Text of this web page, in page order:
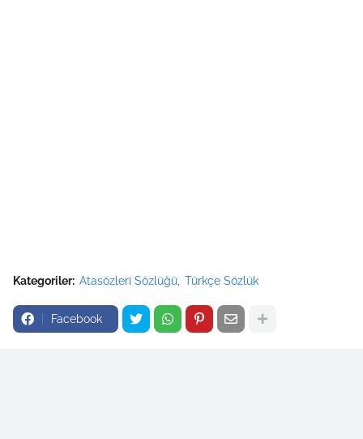
Kategoriler: Atasözleri Sözlüğü Türkçe Sözlük
Facebook